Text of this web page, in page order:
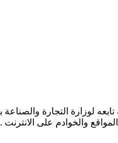
والخوادم على الانترنت .